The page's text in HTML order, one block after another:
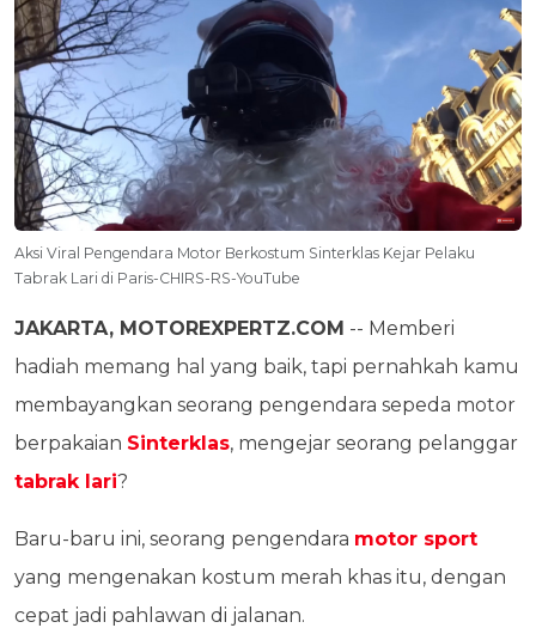
Aksi Viral Pengendara Motor Berkostum Sinterklas Kejar Pelaku
Tabrak Lari di Paris-CHIRS-RS-YouTube
JAKARTA, MOTOREXPERTZ.COM -- Memberi
hadiah memang hal yang baik, tapi pernahkah kamu
membayangkan seorang pengendara sepeda motor
berpakaian Sinterklas, mengejar seorang pelanggar
tabrak lari?
Baru-baru ini, seorang pengendara motor sport
yang mengenakan kostum merah khas itu, dengan
cepat jadi pahlawan di jalanan.